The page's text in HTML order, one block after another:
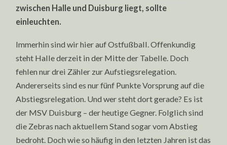
zwischen Halle und Duisburg liegt, sollte
einleuchten.
Immerhin sind wir hier auf Ostfußball. Offenkundig
steht Halle derzeit in der Mitte der Tabelle. Doch
fehlen nur drei Zähler zur Aufstiegsrelegation.
Andererseits sind es nur fünf Punkte Vorsprung auf die
Abstiegsrelegation. Und wer steht dort gerade? Es ist
der MSV Duisburg – der heutige Gegner. Folglich sind
die Zebras nach aktuellem Stand sogar vom Abstieg
bedroht. Doch wie so häufig in den letzten Jahren ist das